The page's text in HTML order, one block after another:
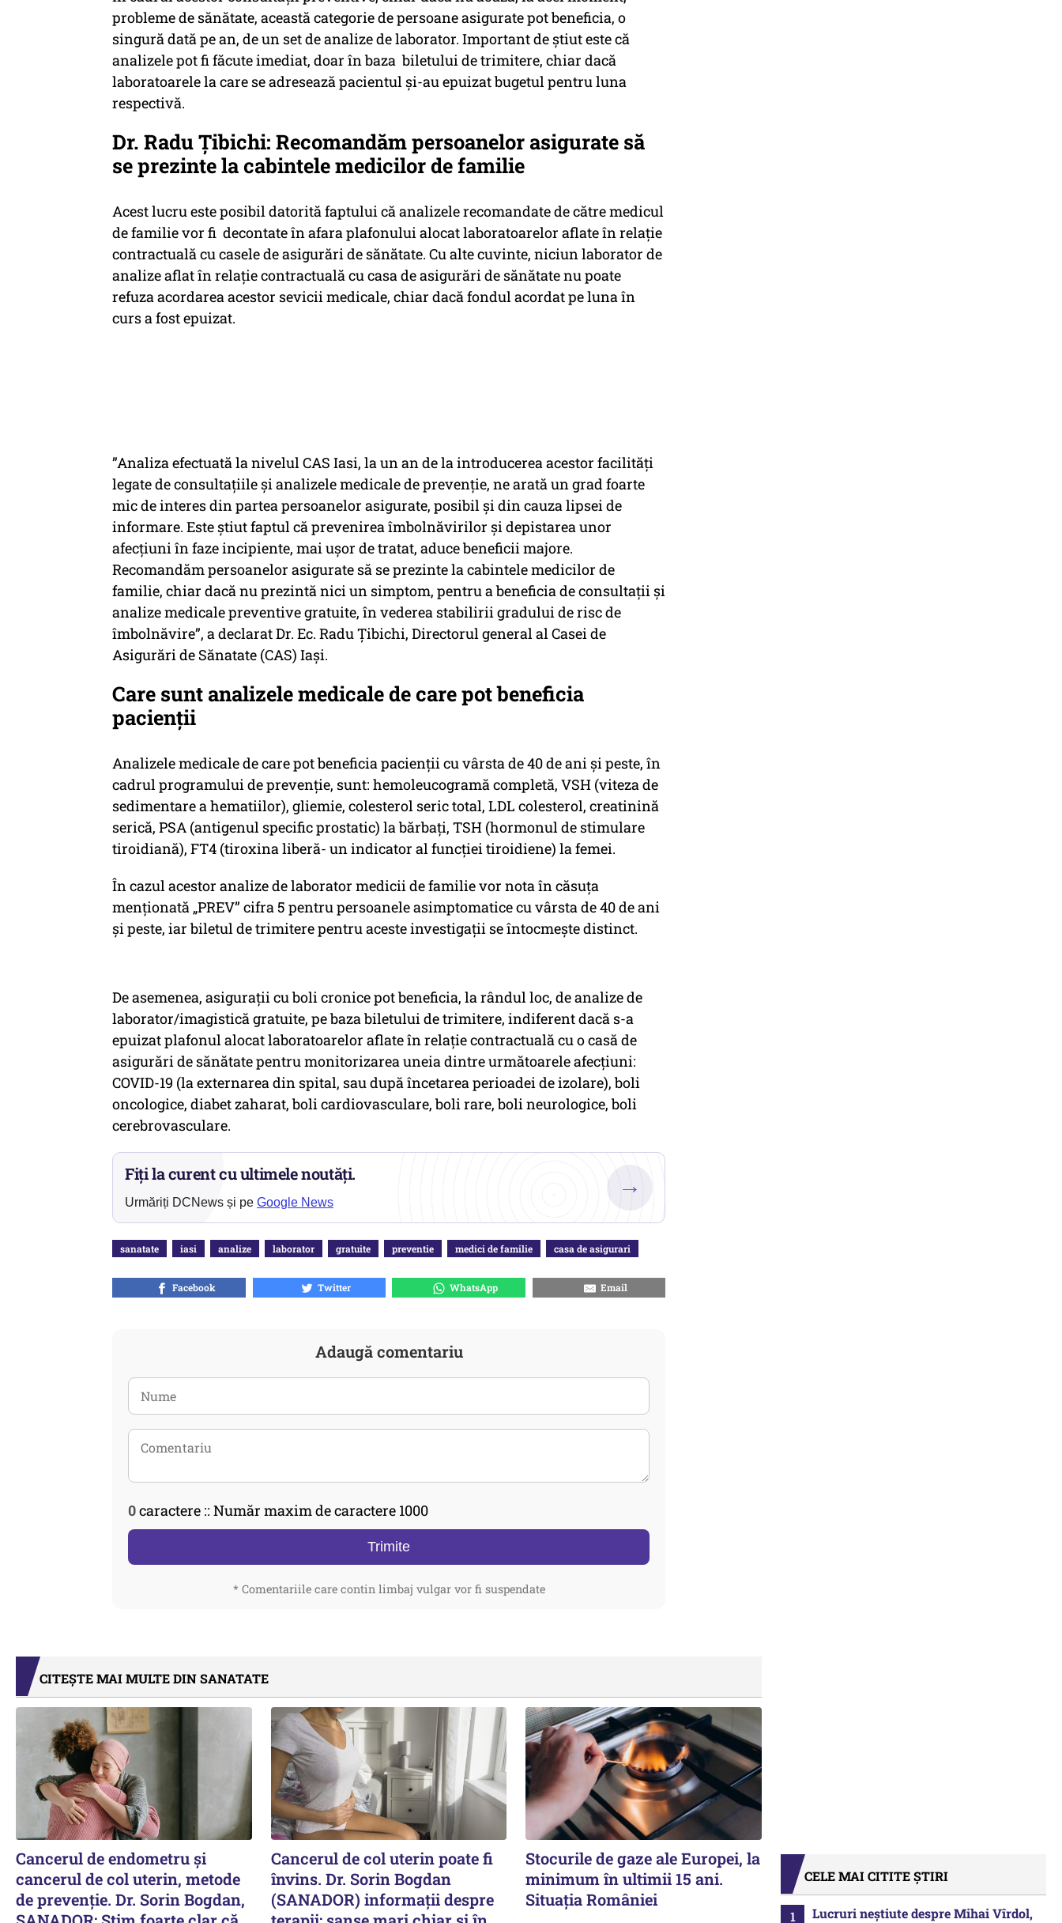
probleme de sănătate, această categorie de persoane asigurate pot beneficia, o
singură dată pe an, de un set de analize de laborator. Important de știut este că
analizele pot fi făcute imediat, doar în baza biletului de trimitere, chiar dacă
laboratoarele la care se adresează pacientul și-au epuizat bugetul pentru luna
respectivă.
Dr. Radu Țibichi: Recomandăm persoanelor asigurate să
se prezinte la cabintele medicilor de familie
Acest lucru este posibil datorită faptului că analizele recomandate de către medicul
de familie vor fi decontate în afara plafonului alocat laboratoarelor aflate în relație
contractuală cu casele de asigurări de sănătate. Cu alte cuvinte, niciun laborator de
analize aflat în relație contractuală cu casa de asigurări de sănătate nu poate
refuza acordarea acestor sevicii medicale, chiar dacă fondul acordat pe luna în
curs a fost epuizat.
”Analiza efectuată la nivelul CAS Iasi, la un an de la introducerea acestor facilități
legate de consultațiile și analizele medicale de prevenție, ne arată un grad foarte
mic de interes din partea persoanelor asigurate, posibil și din cauza lipsei de
informare. Este știut faptul că prevenirea îmbolnăvirilor și depistarea unor
afecțiuni în faze incipiente, mai ușor de tratat, aduce beneficii majore.
Recomandăm persoanelor asigurate să se prezinte la cabintele medicilor de
familie, chiar dacă nu prezintă nici un simptom, pentru a beneficia de consultații și
analize medicale preventive gratuite, în vederea stabilirii gradului de risc de
îmbolnăvire”, a declarat Dr. Ec. Radu Țibichi, Directorul general al Casei de
Asigurări de Sănatate (CAS) Iași.
Care sunt analizele medicale de care pot beneficia
pacienții
Analizele medicale de care pot beneficia pacienții cu vârsta de 40 de ani și peste, în
cadrul programului de prevenție, sunt: hemoleucogramă completă, VSH (viteza de
sedimentare a hematiilor), gliemie, colesterol seric total, LDL colesterol, creatinină
serică, PSA (antigenul specific prostatic) la bărbați, TSH (hormonul de stimulare
tiroidiană), FT4 (tiroxina liberă- un indicator al funcției tiroidiene) la femei.
În cazul acestor analize de laborator medicii de familie vor nota în căsuța
menționată „PREV” cifra 5 pentru persoanele asimptomatice cu vârsta de 40 de ani
și peste, iar biletul de trimitere pentru aceste investigații se întocmește distinct.
De asemenea, asigurații cu boli cronice pot beneficia, la rândul loc, de analize de
laborator/imagistică gratuite, pe baza biletului de trimitere, indiferent dacă s-a
epuizat plafonul alocat laboratoarelor aflate în relație contractuală cu o casă de
asigurări de sănătate pentru monitorizarea uneia dintre următoarele afecțiuni:
COVID-19 (la externarea din spital, sau după încetarea perioadei de izolare), boli
oncologice, diabet zaharat, boli cardiovasculare, boli rare, boli neurologice, boli
cerebrovasculare.
Fiți la curent cu ultimele noutăți.
Urmăriți DCNews și pe Google News
→
sanatate iasi analize laborator gratuite preventie medici de familie casa de asigurari
Facebook Twitter WhatsApp Email
Adaugă comentariu
0caractere :: Număr maxim de caractere 1000
Trimite
* Comentariile care contin limbaj vulgar vor fi suspendate
CITEȘTE MAI MULTE DIN SANATATE
Cancerul de endometru și
cancerul de col uterin, metode
de prevenție. Dr. Sorin Bogdan,
Cancerul de col uterin poate fi
învins. Dr. Sorin Bogdan
(SANADOR) informații despre
Stocurile de gaze ale Europei, la
minimum în ultimii 15 ani.
Situația României
CELE MAI CITITE ȘTIRI
Lucruri neștiute despre Mihai Vîrdol,